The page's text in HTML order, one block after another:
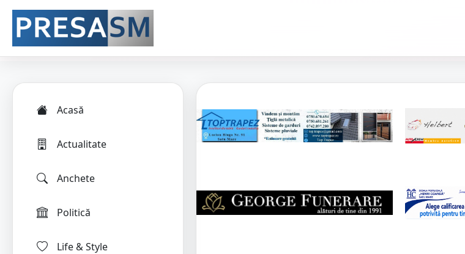
Acasă
Actualitate
Anchete
Politică
Life & Style